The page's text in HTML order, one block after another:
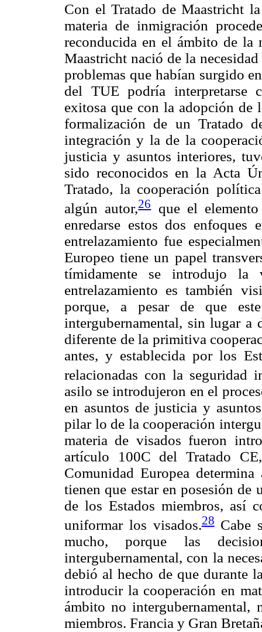
Con el Tratado de Maastricht
materia de inmigración
reconducida en el ámbito de la
Maastricht nació de la
problemas que habían surgido
del TUE podría interpretarse
exitosa que con la adopción
formalización de un Tratado
integración y la de la
justicia y asuntos interiores,
sido reconocidos en la Acta
Tratado, la cooperación
algún autor,26que el
enredarse estos dos
entrelazamiento fue
Europeo tiene un papel
tímidamente se introdujo la
entrelazamiento es también
porque, a pesar de que
intergubernamental, sin lugar a
diferente de la primitiva
antes, y establecida por los
relacionadas con la seguridad
asilo se introdujeron en el
en asuntos de justicia y
pilar lo de la cooperación
materia de visados fueron
artículo 100C del Tratado
Comunidad Europea
tienen que estar en posesión de
de los Estados miembros, así
uniformar los visados.28Cabe
mucho, porque las
intergubernamental, con la
debió al hecho de que durante
introducir la cooperación en
ámbito no intergubernamental,
miembros. Francia y Gran